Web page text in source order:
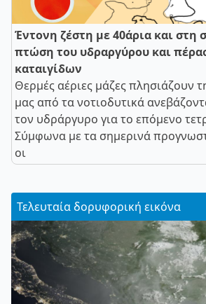
Έντονη ζέστη με 40άρια και στη
πτώση του υδραργύρου και
καταιγίδων
Θερμές αέριες μάζες πλησιάζουν
μας από τα νοτιοδυτικά
τον υδράργυρο για το επόμενο
Σύμφωνα με τα σημερινά
οι
Τελευταία δορυφορική εικόνα